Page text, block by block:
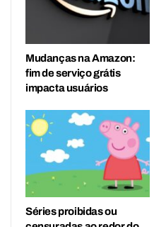
Mudanças na Amazon:
fim de serviço grátis
impacta usuários
Séries proibidas ou